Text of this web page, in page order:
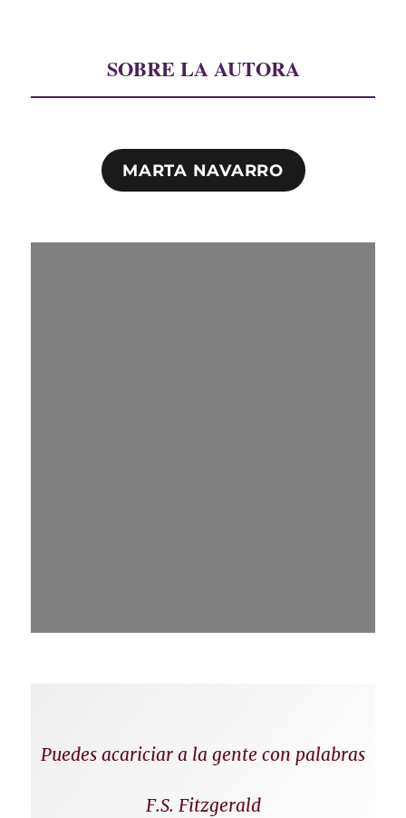
SOBRE LA AUTORA
MARTA NAVARRO
Puedes acariciar a la gente con palabras
F.S. Fitzgerald